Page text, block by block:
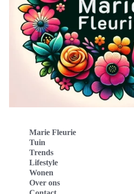
Marie Fleurie
Tuin
Trends
Lifestyle
Wonen
Over ons